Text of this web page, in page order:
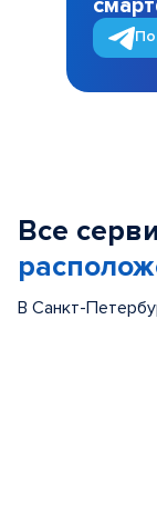
Все
В Санкт-